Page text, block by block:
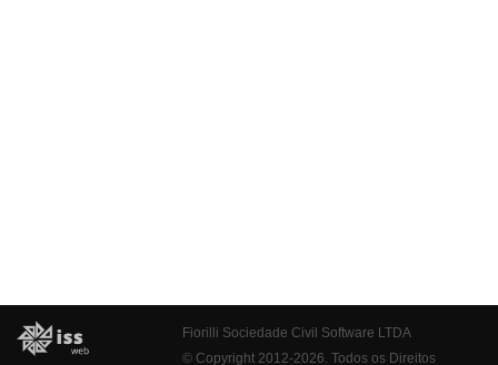
Fiorilli Sociedade Civil Software LTDA
© Copyright 2012-2026. Todos os Direitos